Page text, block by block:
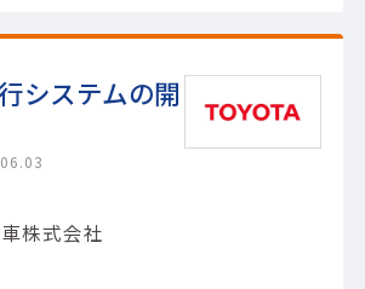
システムの開
株式会社